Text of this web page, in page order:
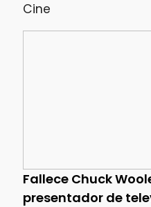
Cine
Fallece Chuck
presentador de